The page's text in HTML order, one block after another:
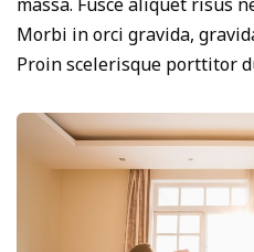
Morbi in orci gravida,
Proin scelerisque porttitor